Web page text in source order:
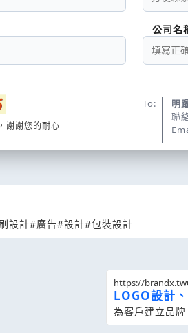
公司名
謝謝您的耐心
To:
明
聯
設計#廣告#設計#包裝設計
https://
LOGO設計
為客戶建立品